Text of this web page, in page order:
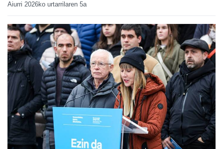
Aiurri 2026ko urtarrilaren 5a